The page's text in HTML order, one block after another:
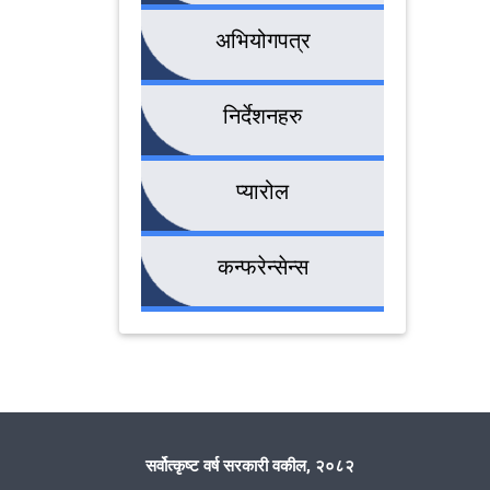
अभियोगपत्र
निर्देशनहरु
प्यारोल
कन्फरेन्सेन्स
सर्वोत्कृष्ट वर्ष सरकारी वकील, २०८२